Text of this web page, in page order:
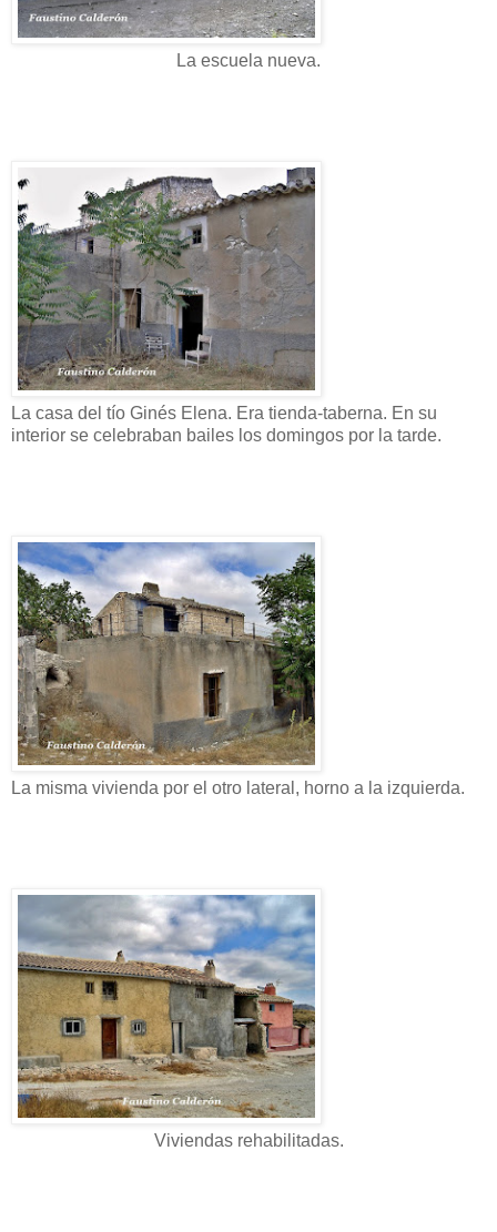
La escuela nueva.
La casa del tío Ginés Elena. Era tienda-taberna. En su
interior se celebraban bailes los domingos por la tarde.
La misma vivienda por el otro lateral, horno a la izquierda.
Viviendas rehabilitadas.